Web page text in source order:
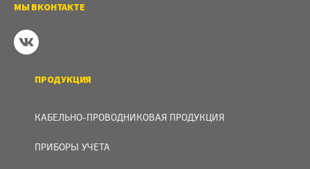
МЫ ВКОНТАКТЕ
ПРОДУКЦИЯ
КАБЕЛЬНО-ПРОВОДНИКОВАЯ ПРОДУКЦИЯ
ПРИБОРЫ УЧЕТА